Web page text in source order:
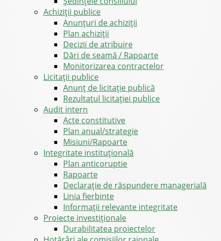
Achiziții publice
Anunțuri de achiziții
Plan achiziții
Decizii de atribuire
Dări de seamă / Rapoarte
Monitorizarea contractelor
Licitații publice
Anunț de licitație publică
Rezultatul licitației publice
Audit intern
Acte constitutive
Plan anual/strategie
Misiuni/Rapoarte
Integritate instituțională
Plan anticoruptie
Rapoarte
Declarație de răspundere managerială
Linia fierbinte
Informații relevante integritate
Proiecte investiționale
Durabilitatea proiectelor